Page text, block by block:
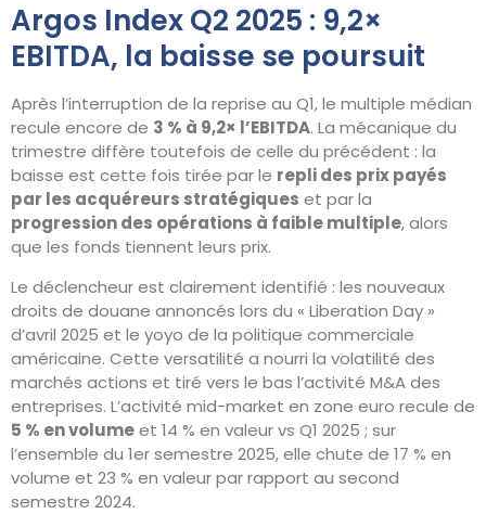
Argos Index Q2 2025 : 9,2×
EBITDA, la baisse se poursuit
Après l’interruption de la reprise au Q1, le multiple médian
recule encore de 3 % à 9,2× l’EBITDA. La mécanique du
trimestre diffère toutefois de celle du précédent : la
baisse est cette fois tirée par le repli des prix payés
par les acquéreurs stratégiques et par la
progression des opérations à faible multiple, alors
que les fonds tiennent leurs prix.
Le déclencheur est clairement identifié : les nouveaux
droits de douane annoncés lors du « Liberation Day »
d’avril 2025 et le yoyo de la politique commerciale
américaine. Cette versatilité a nourri la volatilité des
marchés actions et tiré vers le bas l’activité M&A des
entreprises. L’activité mid-market en zone euro recule de
5 % en volumeet 14 % en valeur vs Q1 2025 ; sur
l’ensemble du 1er semestre 2025, elle chute de 17 % en
volume et 23 % en valeur par rapport au second
semestre 2024.